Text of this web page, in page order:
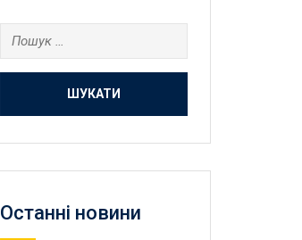
Пошук:
Останнi новини